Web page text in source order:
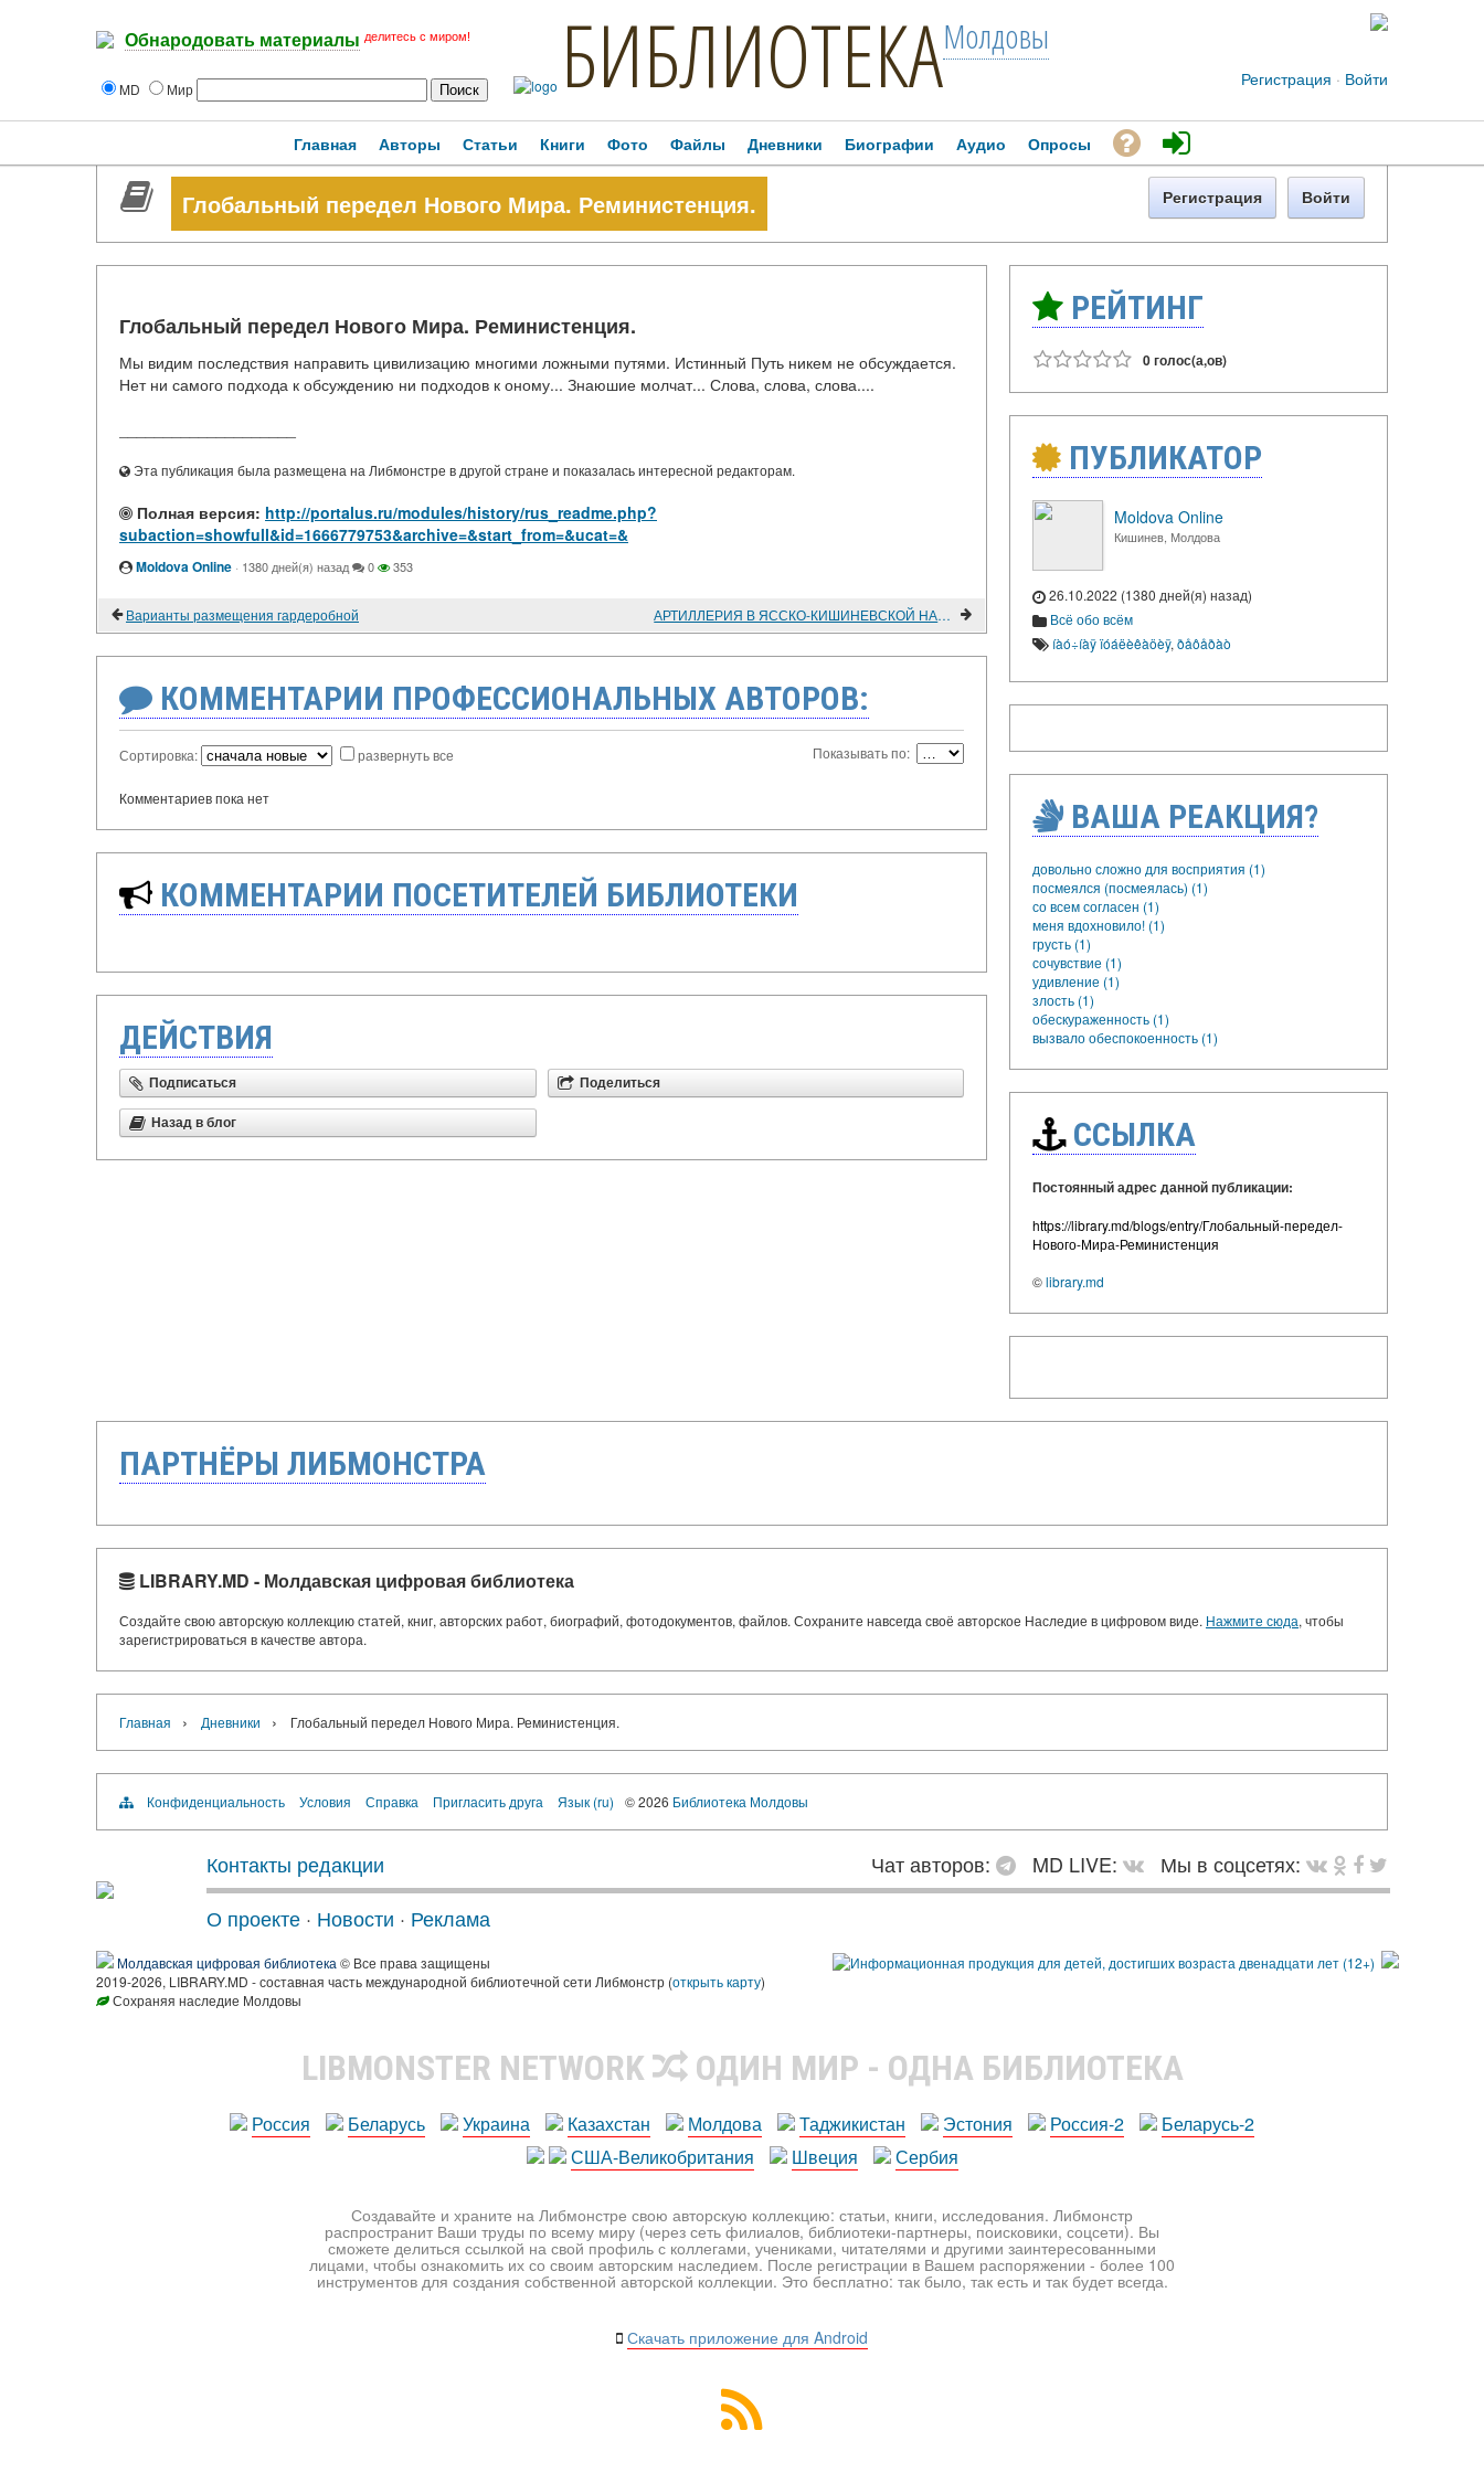
Обнародовать материалы делитесь с миром!
MD Мир БИБЛИОТЕКАМолдовы
Регистрация · Войти
Главная Авторы Статьи Книги Фото Файлы Дневники Биографии Аудио Опросы
Глобальный передел Нового Мира. Реминистенция. Регистрация Войти
Глобальный передел Нового Мира. Реминистенция.
Мы видим последствия направить цивилизацию многими ложными путями. Истинный Путь никем не обсуждается.
Нет ни самого подхода к обсуждению ни подходов к оному... Знаюшие молчат... Слова, слова, слова....
Эта публикация была размещена на Либмонстре в другой стране и показалась интересной редакторам.
Полная версия: http://portalus.ru/modules/history/rus_readme.php?
subaction=showfull&id=1666779753&archive=&start_from=&ucat=&
Moldova Online · 1380 дней(я) назад 0 353
Варианты размещения гардеробной АРТИЛЛЕРИЯ В ЯССКО-КИШИНЕВСКОЙ НАСТУПАТЕЛЬНОЙ ОПЕРАЦИИ
КОММЕНТАРИИ ПРОФЕССИОНАЛЬНЫХ АВТОРОВ:
Сортировка: развернуть все Показывать по:
Комментариев пока нет
КОММЕНТАРИИ ПОСЕТИТЕЛЕЙ БИБЛИОТЕКИ
ДЕЙСТВИЯ
Подписаться Поделиться
Назад в блог
РЕЙТИНГ
0 голос(а,ов)
ПУБЛИКАТОР
Moldova Online
Кишинев, Молдова
26.10.2022 (1380 дней(я) назад)
Всё обо всём
íàó÷íàÿ ïóáëèêàöèÿ, ðåôåðàò
ВАША РЕАКЦИЯ?
довольно сложно для восприятия (1)
посмеялся (посмеялась) (1)
со всем согласен (1)
меня вдохновило! (1)
грусть (1)
сочувствие (1)
удивление (1)
злость (1)
обескураженность (1)
вызвало обеспокоенность (1)
ССЫЛКА
Постоянный адрес данной публикации:
https://library.md/blogs/entry/Глобальный-передел-
Нового-Мира-Реминистенция
©library.md
ПАРТНЁРЫ ЛИБМОНСТРА
LIBRARY.MD - Молдавская цифровая библиотека
Создайте свою авторскую коллекцию статей, книг, авторских работ, биографий, фотодокументов, файлов. Сохраните навсегда своё авторское Наследие в цифровом виде. Нажмите сюда, чтобы
зарегистрироваться в качестве автора.
Главная › Дневники › Глобальный передел Нового Мира. Реминистенция.
Конфиденциальность Условия Справка Пригласить друга Язык (ru) © 2026 Библиотека Молдовы
Контакты редакции Чат авторов: MD LIVE:
Мы в соцсетях:
О проекте · Новости · Реклама
Молдавская цифровая библиотека © Все права защищены
2019-2026, LIBRARY.MD - составная часть международной библиотечной сети Либмонстр (открыть карту)
Сохраняя наследие Молдовы
LIBMONSTER NETWORK ОДИН МИР - ОДНА БИБЛИОТЕКА
Россия Беларусь Украина Казахстан Молдова Таджикистан Эстония Россия-2
Беларусь-2
США-Великобритания
Швеция Сербия
Создавайте и храните на Либмонстре свою авторскую коллекцию: статьи, книги, исследования. Либмонстр
распространит Ваши труды по всему миру (через сеть филиалов, библиотеки-партнеры, поисковики, соцсети). Вы
сможете делиться ссылкой на свой профиль с коллегами, учениками, читателями и другими заинтересованными
лицами, чтобы ознакомить их со своим авторским наследием. После регистрации в Вашем распоряжении - более 100
инструментов для создания собственной авторской коллекции. Это бесплатно: так было, так есть и так будет всегда.
Скачать приложение для Android